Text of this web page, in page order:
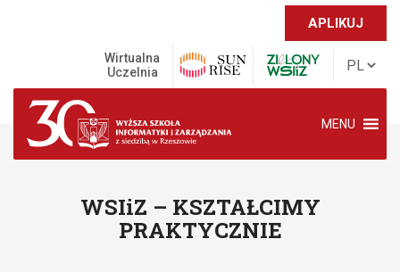
APLIKUJ
Wirtualna
Uczelnia
MENU
WSIiZ – KSZTAŁCIMY
PRAKTYCZNIE